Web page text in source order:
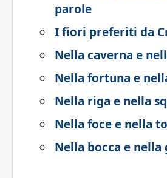
parole
I fiori preferiti da
Nella caverna e
Nella fortuna e
Nella riga e nella
Nella foce e nella
Nella bocca e nella